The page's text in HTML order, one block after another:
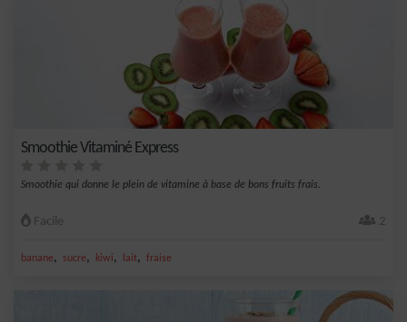
Smoothie Vitaminé Express
Smoothie qui donne le plein de vitamine à base de bons fruits frais.
Facile 2
banane, sucre, kiwi, lait, fraise